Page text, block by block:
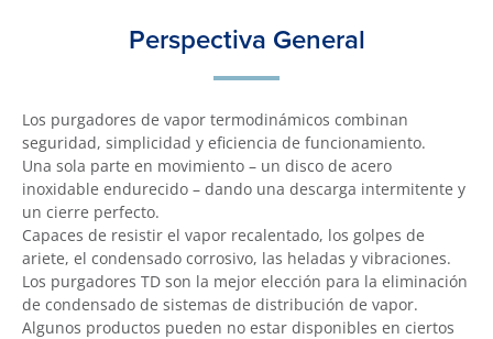
Perspectiva General
Los purgadores de vapor termodinámicos combinan
seguridad, simplicidad y eficiencia de funcionamiento.
Una sola parte en movimiento – un disco de acero
inoxidable endurecido – dando una descarga intermitente y
un cierre perfecto.
Capaces de resistir el vapor recalentado, los golpes de
ariete, el condensado corrosivo, las heladas y vibraciones.
Los purgadores TD son la mejor elección para la eliminación
de condensado de sistemas de distribución de vapor.
Algunos productos pueden no estar disponibles en ciertos